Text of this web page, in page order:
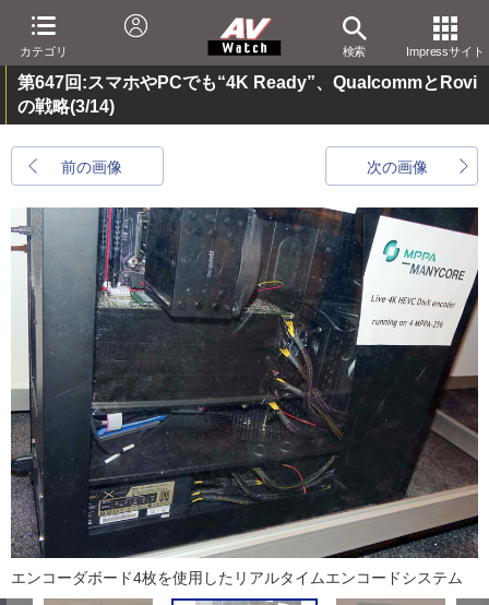
カテゴリ 検索 Impressサイト
第647回:スマホやPCでも“4K Ready”、QualcommとRovi
の戦略(3/14)
前の画像 次の画像
エンコーダボード4枚を使用したリアルタイムエンコードシステム